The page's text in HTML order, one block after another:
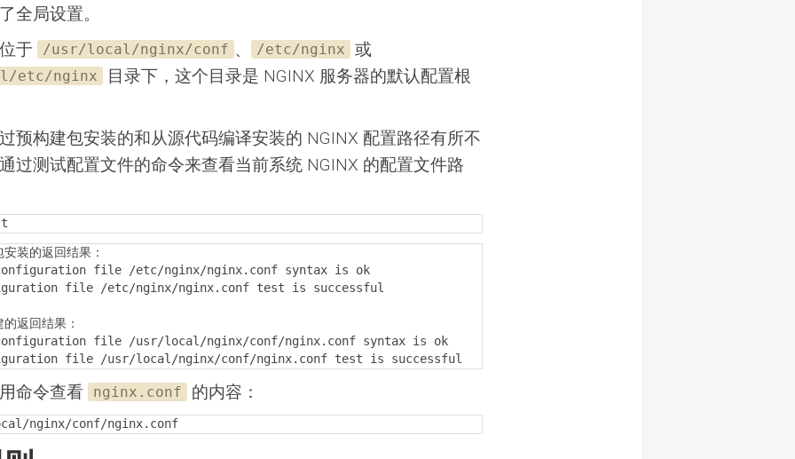
全局设置。
于
/usr/local/nginx/conf 、 /etc/nginx 或
etc/nginx 目录下，这个目录是 NGINX 服务器的默认配置根
预构建包安装的和从源代码编译安装的 NGINX 配置路径有所不
过测试配置文件的命令来查看当前系统 NGINX 的配置文件路
t
装的返回结果：
file /etc/nginx/nginx.conf syntax is ok
file /etc/nginx/nginx.conf test is successful
返回结果：
file /usr/local/nginx/conf/nginx.conf syntax is ok
file /usr/local/nginx/conf/nginx.conf test is successful
命令查看 nginx.conf 的内容：
nginx/conf/nginx.conf